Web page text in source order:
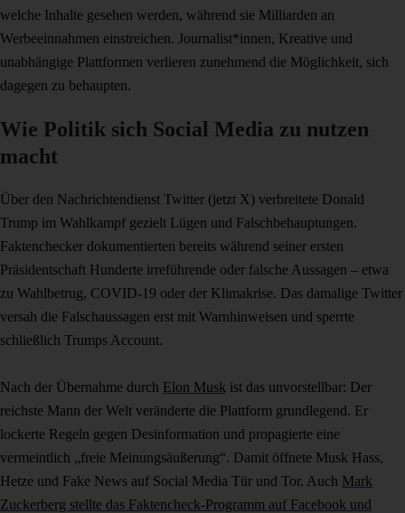
welche Inhalte gesehen werden, während sie Milliarden an
Werbeeinnahmen einstreichen. Journalist*innen, Kreative und
unabhängige Plattformen verlieren zunehmend die Möglichkeit, sich
dagegen zu behaupten.
Wie Politik sich Social Media zu nutzen
macht
Über den Nachrichtendienst Twitter (jetzt X) verbreitete Donald
Trump im Wahlkampf gezielt Lügen und Falschbehauptungen.
Faktenchecker dokumentierten bereits während seiner ersten
Präsidentschaft Hunderte irreführende oder falsche Aussagen – etwa
zu Wahlbetrug, COVID-19 oder der Klimakrise. Das damalige Twitter
versah die Falschaussagen erst mit Warnhinweisen und sperrte
schließlich Trumps Account.
Nach der Übernahme durch Elon Musk ist das unvorstellbar: Der
reichste Mann der Welt veränderte die Plattform grundlegend. Er
lockerte Regeln gegen Desinformation und propagierte eine
vermeintlich „freie Meinungsäußerung“. Damit öffnete Musk Hass,
Hetze und Fake News auf Social Media Tür und Tor. Auch Mark
Zuckerberg stellte das Faktencheck-Programm auf Facebook und